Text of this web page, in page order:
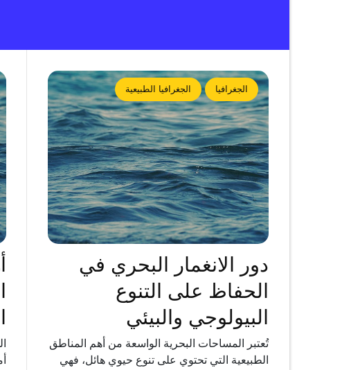
الجغرافيا الجغرافيا الطبيعية
دور الانغمار البحري في
الحفاظ على التنوع
البيولوجي والبيئي
تُعتبر المساحات البحرية الواسعة من أهم المناطق
الطبيعية التي تحتوي على تنوع حيوي هائل، فهي